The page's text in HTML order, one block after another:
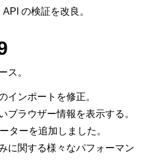
の検証を改良。
ス。
インポートを修正。
ブラウザー情報を表示する。
ターを追加しました。
に関する様々なパフォーマン